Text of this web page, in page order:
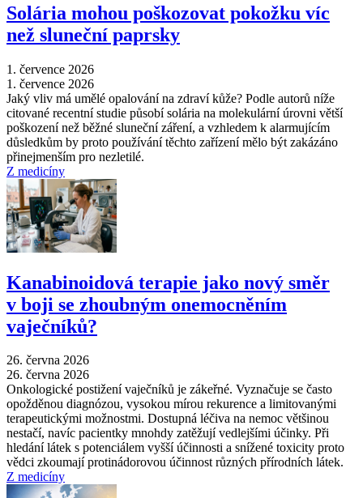
Solária mohou poškozovat pokožku víc
než sluneční paprsky
1. července 2026
1. července 2026
Jaký vliv má umělé opalování na zdraví kůže? Podle autorů níže
citované recentní studie působí solária na molekulární úrovni větší
poškození než běžné sluneční záření, a vzhledem k alarmujícím
důsledkům by proto používání těchto zařízení mělo být zakázáno
přinejmenším pro nezletilé.
Z medicíny
Kanabinoidová terapie jako nový směr
v boji se zhoubným onemocněním
vaječníků?
26. června 2026
26. června 2026
Onkologické postižení vaječníků je zákeřné. Vyznačuje se často
opožděnou diagnózou, vysokou mírou rekurence a limitovanými
terapeutickými možnostmi. Dostupná léčiva na nemoc většinou
nestačí, navíc pacientky mnohdy zatěžují vedlejšími účinky. Při
hledání látek s potenciálem vyšší účinnosti a snížené toxicity proto
vědci zkoumají protinádorovou účinnost různých přírodních látek.
Z medicíny